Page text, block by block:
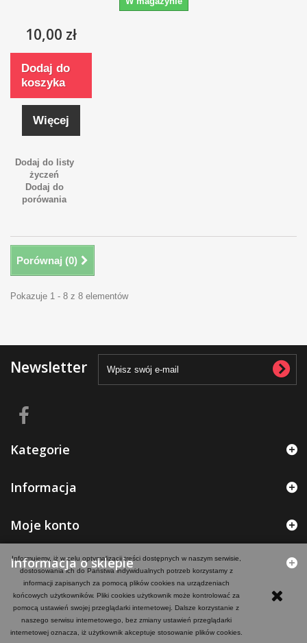
Informujemy, iż w celu optymalizacji treści dostępnych w naszym serwisie,
dostosowania ich do Państwa indywidualnych potrzeb korzystamy z
informacji zapisanych za pomocą plików cookies na urządzeniach
końcowych użytkowników. Pliki cookies użytkownik może kontrolować za
pomocą ustawień swojej przeglądarki internetowej. Dalsze korzystanie z
naszego serwisu internetowego, bez zmiany ustawień przeglądarki
internetowej oznacza, iż użytkownik akceptuje stosowanie plików cookies.
10,00 zł
Dodaj do
koszyka
Więcej
Dodaj do listy
życzeń
Dodaj do
porówania
Porównaj (0)
Pokazuje 1 - 8 z 8 elementów
Newsletter
Kategorie
Informacja
Moje konto
Informacja o sklepie